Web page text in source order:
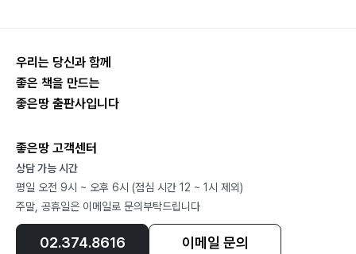
우리는 당신과 함께
좋은 책을 만드는
좋은땅 출판사입니다
좋은땅 고객센터
상담 가능 시간
평일 오전 9시 ~ 오후 6시 (점심 시간 12 ~ 1시 제외)
주말, 공휴일은 이메일로 문의부탁드립니다
02.374.8616 이메일 문의